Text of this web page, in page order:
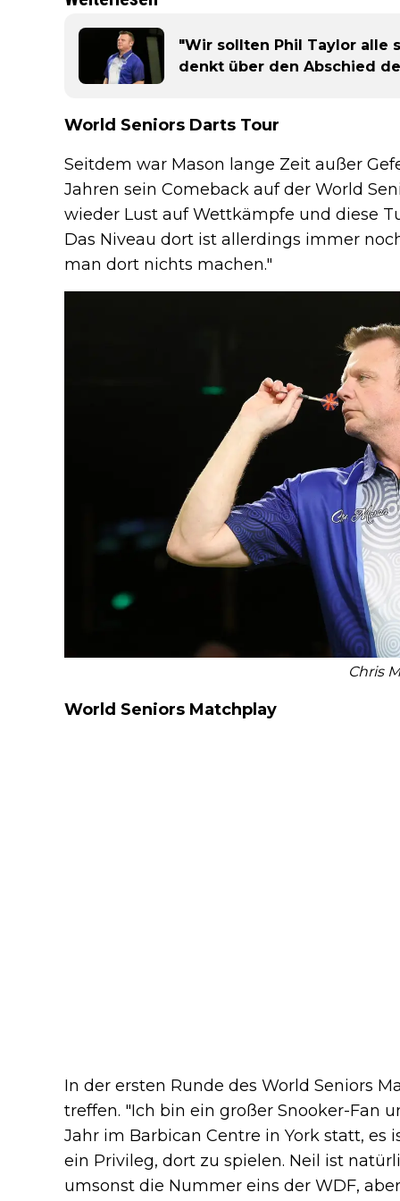
"Wir sollten Phil Taylor alle
denkt über den Abschied
World Seniors Darts Tour
Seitdem war Mason lange Zeit außer
Jahren sein Comeback auf der World
wieder Lust auf Wettkämpfe und diese
Das Niveau dort ist allerdings immer
man dort nichts machen."
Chris
World Seniors Matchplay
In der ersten Runde des World Seniors
treffen. "Ich bin ein großer Snooker-Fan
Jahr im Barbican Centre in York statt, es
ein Privileg, dort zu spielen. Neil ist
umsonst die Nummer eins der WDF,